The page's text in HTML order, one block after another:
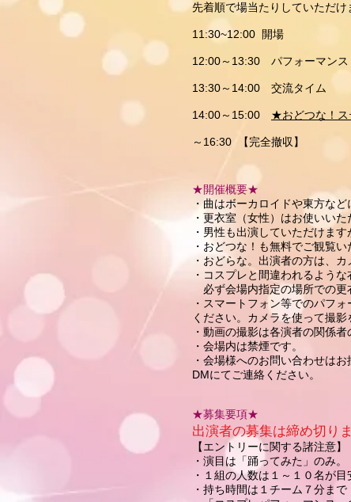
先着順で場当たりしていただけ
11:30~12:00 開場
12:00～13:30 パフォーマンス
13:30～14:00 交流タイム
14:00～15:00 ★おどつな！
～16:30 【完全撤収】
★開催概要★
・曲はボーカロイドや東方など
・更衣室（女性）はお使いい
・男性も出演していただけま
・おどつな！も無料でご観覧い
・おどらな。出演者の方は、
・コスプレと間違われるよう
必ず会場内指定の場所での更
・スマートフォン等でのパフ
ください。カメラを使って撮
・動画の撮影は各演者の関係
・会場内は禁煙です。
・会場様へのお問い合わせは
DMにてご連絡ください。
​★募集要項★
出演者の募集は締め切りま
【エントリーに関する諸注意】
・演目は「踊ってみた」のみ。
・１組の人数は１～１０名が
・持ち時間は１チーム７分ま